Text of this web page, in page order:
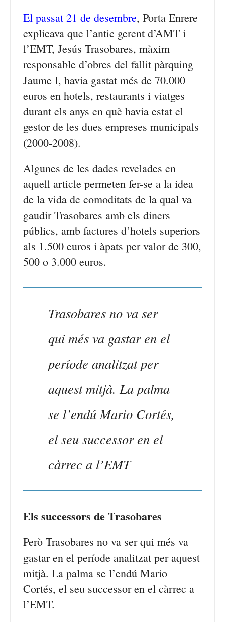
El passat 21 de desembre, Porta Enrere
explicava que l’antic gerent d’AMT i
l’EMT, Jesús Trasobares, màxim
responsable d’obres del fallit pàrquing
Jaume I, havia gastat més de 70.000
euros en hotels, restaurants i viatges
durant els anys en què havia estat el
gestor de les dues empreses municipals
(2000-2008).
Algunes de les dades revelades en
aquell article permeten fer-se a la idea
de la vida de comoditats de la qual va
gaudir Trasobares amb els diners
públics, amb factures d’hotels superiors
als 1.500 euros i àpats per valor de 300,
500 o 3.000 euros.
Trasobares no va ser
qui més va gastar en el
període analitzat per
aquest mitjà. La palma
se l’endú Mario Cortés,
el seu successor en el
càrrec a l’EMT
Els successors de Trasobares
Però Trasobares no va ser qui més va
gastar en el període analitzat per aquest
mitjà. La palma se l’endú Mario
Cortés, el seu successor en el càrrec a
l’EMT.